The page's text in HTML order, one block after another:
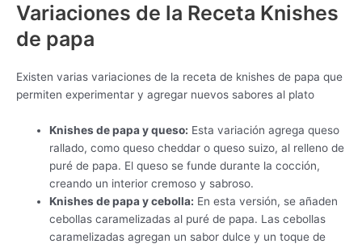
Variaciones de la Receta Knishes
de papa
Existen varias variaciones de la receta de knishes de papa que
permiten experimentar y agregar nuevos sabores al plato
Knishes de papa y queso: Esta variación agrega queso
rallado, como queso cheddar o queso suizo, al relleno de
puré de papa. El queso se funde durante la cocción,
creando un interior cremoso y sabroso.
Knishes de papa y cebolla: En esta versión, se añaden
cebollas caramelizadas al puré de papa. Las cebollas
caramelizadas agregan un sabor dulce y un toque de